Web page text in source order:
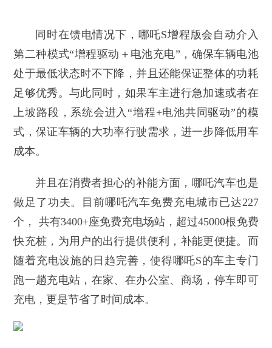
同时在馈电情况下，哪吒S增程版会自动介入
第二种模式“增程驱动＋电池充电”，确保车辆电池
处于最低状态时不下降，并且还能保证整体的功耗
足够优秀。与此同时，如果车主进行急加速或者在
上坡路段，系统会进入“增程+电池共同驱动”的模
式，保证车辆的大功率行驶需求，进一步降低用车
成本。
并且在消费者担心的补能方面，哪吒汽车也是
做足了功夫。目前哪吒汽车免费充电城市已达227
个， 共有3400+座免费充电场站，超过45000根免费
快充桩，为用户的出行提供便利，补能更便捷。而
随着充电设施的日趋完善，使得哪吒S的车主专门
跑一趟充电站，在家、在办公室、商场，停车即可
充电，更是节省了时间成本。